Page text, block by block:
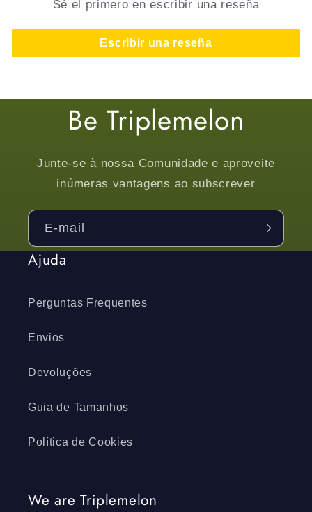
Sé el primero en escribir una reseña
Escribir una reseña
Be Triplemelon
Junte-se à nossa Comunidade e aproveite
inúmeras vantagens ao subscrever
E-mail
Ajuda
Perguntas Frequentes
Envios
Devoluções
Guia de Tamanhos
Política de Cookies
We are Triplemelon